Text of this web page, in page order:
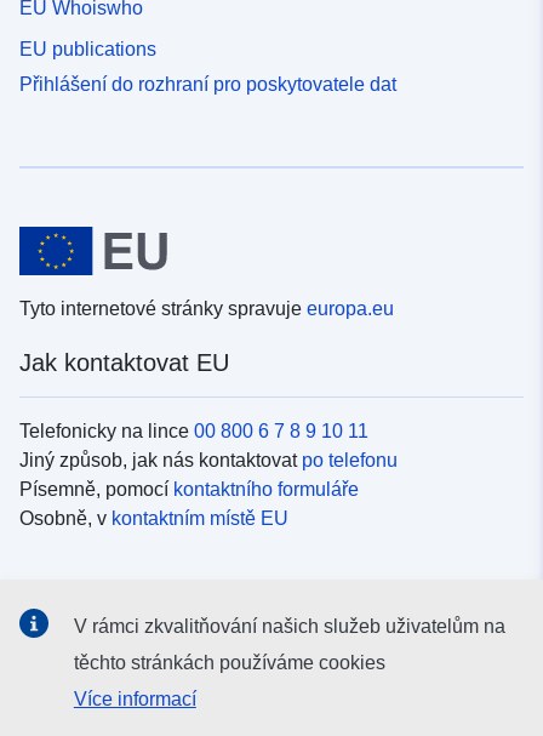
EU Whoiswho
EU publications
Přihlášení do rozhraní pro poskytovatele dat
Tyto internetové stránky spravuje europa.eu
Jak kontaktovat EU
Telefonicky na lince 00 800 6 7 8 9 10 11
Jiný způsob, jak nás kontaktovat po telefonu
Písemně, pomocí kontaktního formuláře
Osobně, v kontaktním místě EU
Vyhledávání informačních kanálů EU vsociálních médiích
V rámci zkvalitňování našich služeb uživatelům na
těchto stránkách používáme cookies
Více informací